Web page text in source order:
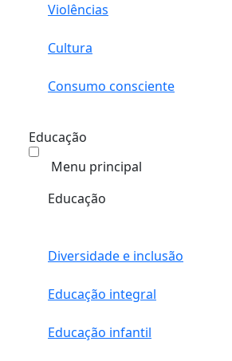
Violências
Cultura
Consumo consciente
Educação
Menu principal
Educação
Diversidade e inclusão
Educação integral
Educação infantil